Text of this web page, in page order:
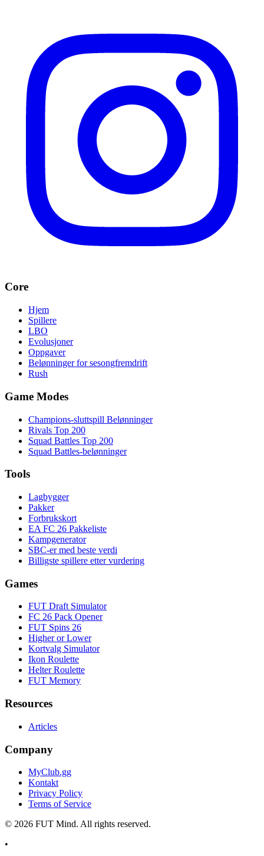
Core
Hjem
Spillere
LBO
Evolusjoner
Oppgaver
Belønninger for sesongfremdrift
Rush
Game Modes
Champions-sluttspill Belønninger
Rivals Top 200
Squad Battles Top 200
Squad Battles-belønninger
Tools
Lagbygger
Pakker
Forbrukskort
EA FC 26 Pakkeliste
Kampgenerator
SBC-er med beste verdi
Billigste spillere etter vurdering
Games
FUT Draft Simulator
FC 26 Pack Opener
FUT Spins 26
Higher or Lower
Kortvalg Simulator
Ikon Roulette
Helter Roulette
FUT Memory
Resources
Articles
Company
MyClub.gg
Kontakt
Privacy Policy
Terms of Service
© 2026 FUT Mind. All rights reserved.
•